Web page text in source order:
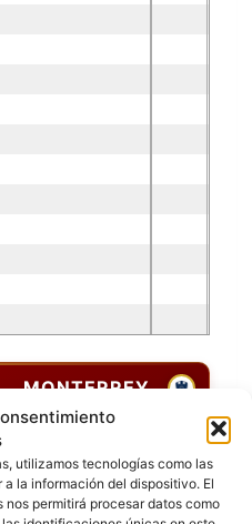
utilizamos tecnologías como las
la información del dispositivo. El
permitirá procesar datos como
MONTERREY
Promedio
Po
Goles
Concedidos
Partidos
Jugador
PO